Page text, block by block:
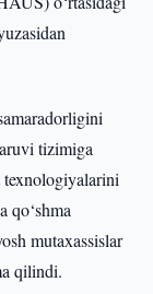
tizimiga
qo‘shma
mutaxassislar
qilindi.